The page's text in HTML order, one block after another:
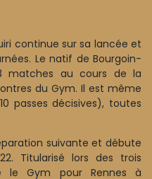
continue sur sa lancée et
Le natif de Bourgoin-
matches au cours de la
du Gym. Il est même
passes décisives), toutes
suivante et débute
Titularisé lors des trois
le Gym pour Rennes à